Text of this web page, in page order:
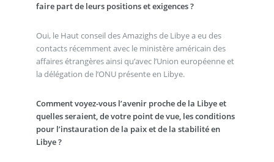
faire part de leurs positions et exigences ?
Oui, le Haut conseil des Amazighs de Libye a eu des
contacts récemment avec le ministère américain des
affaires étrangères ainsi qu’avec l’Union européenne et
la délégation de l’ONU présente en Libye.
Comment voyez-vous l’avenir proche de la Libye et
quelles seraient, de votre point de vue, les conditions
pour l’instauration de la paix et de la stabilité en
Libye ?